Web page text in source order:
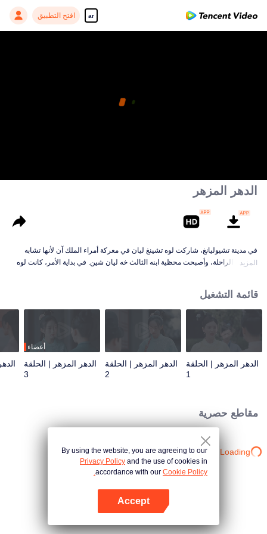
ar افتح التطبيق
الدهر المزهر
في مدينة تشيوليانغ، شاركت لوه تشينغ ليان في معركة أمراء الملك آن لأنها تشابه
محظيته الراحلة، وأصبحت محظية ابنه الثالث خه ليان شين. في بداية الأمر، كانت لوه
تحقيق طموحه.
المزيد
قائمة التشغيل
الدهر المزهر | الحلقة
1
الدهر المزهر | الحلقة
2
أعضاء
الدهر المزهر | الحلقة
3
مقاطع حصرية
Loading…
By using the website, you are agreeing to our
Privacy Policy and the use of cookies in
accordance with our Cookie Policy.
Accept